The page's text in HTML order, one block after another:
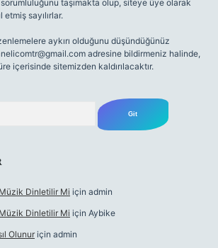
taşımakta olup, siteye üye olarak
sayılırlar.
aykırı olduğunu düşündüğünüz
adresine bildirmeniz halinde,
içerisinde sitemizden kaldırılacaktır.
Dinletilir Mi için admin
Dinletilir Mi için Aybike
Olunur için admin